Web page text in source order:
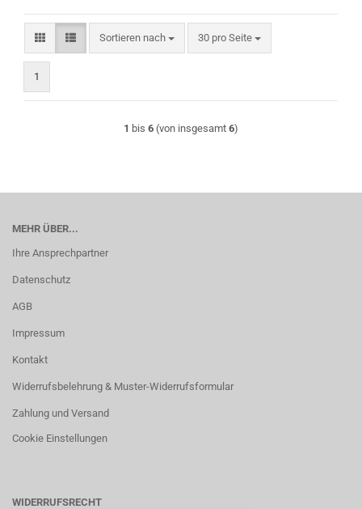
Sortieren nach
Sortieren nach 30 pro Seite
pro Seite
1
1 bis 6 (von insgesamt 6)
MEHR ÜBER...
Ihre Ansprechpartner
Datenschutz
AGB
Impressum
Kontakt
Widerrufsbelehrung & Muster-Widerrufsformular
Zahlung und Versand
Cookie Einstellungen
WIDERRUFSRECHT